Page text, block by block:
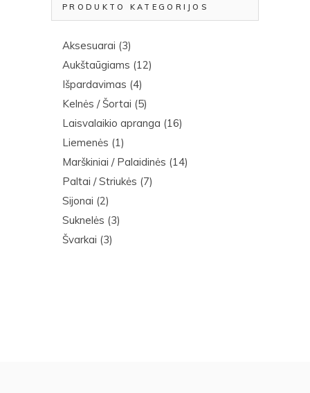
PRODUKTO KATEGORIJOS
Aksesuarai (3)
Aukštaūgiams (12)
Išpardavimas (4)
Kelnės / Šortai (5)
Laisvalaikio apranga (16)
Liemenės (1)
Marškiniai / Palaidinės (14)
Paltai / Striukės (7)
Sijonai (2)
Suknelės (3)
Švarkai (3)